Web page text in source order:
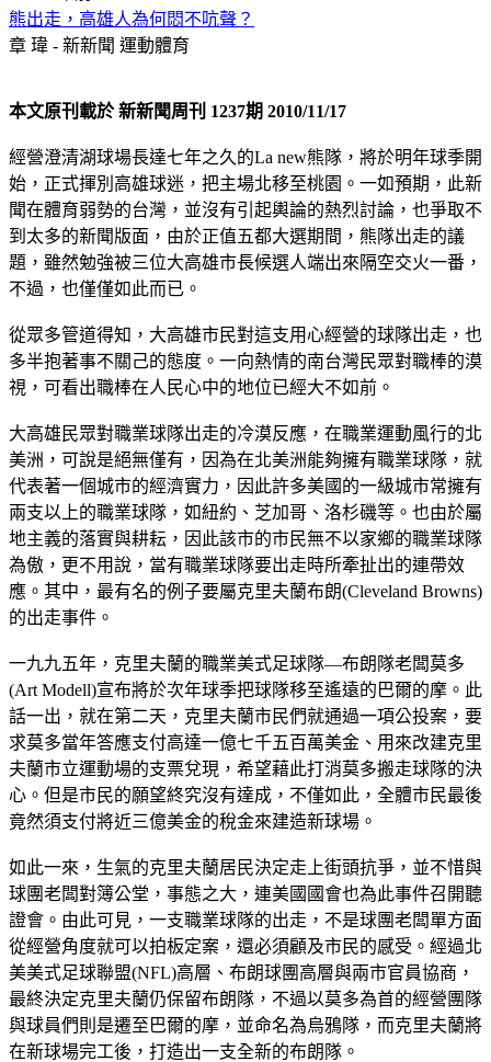
熊出走，高雄人為何悶不吭聲？
章 瑋 - 新新聞 運動體育
本文原刊載於 新新聞周刊 1237期 2010/11/17
經營澄清湖球場長達七年之久的La new熊隊，將於明年球季開
始，正式揮別高雄球迷，把主場北移至桃園。一如預期，此新
聞在體育弱勢的台灣，並沒有引起輿論的熱烈討論，也爭取不
到太多的新聞版面，由於正值五都大選期間，熊隊出走的議
題，雖然勉強被三位大高雄市長候選人端出來隔空交火一番，
不過，也僅僅如此而已。
從眾多管道得知，大高雄市民對這支用心經營的球隊出走，也
多半抱著事不關己的態度。一向熱情的南台灣民眾對職棒的漠
視，可看出職棒在人民心中的地位已經大不如前。
大高雄民眾對職業球隊出走的冷漠反應，在職業運動風行的北
美洲，可說是絕無僅有，因為在北美洲能夠擁有職業球隊，就
代表著一個城市的經濟實力，因此許多美國的一級城市常擁有
兩支以上的職業球隊，如紐約、芝加哥、洛杉磯等。也由於屬
地主義的落實與耕耘，因此該市的市民無不以家鄉的職業球隊
為傲，更不用說，當有職業球隊要出走時所牽扯出的連帶效
應。其中，最有名的例子要屬克里夫蘭布朗(Cleveland Browns)
的出走事件。
一九九五年，克里夫蘭的職業美式足球隊—布朗隊老闆莫多
(Art Modell)宣布將於次年球季把球隊移至遙遠的巴爾的摩。此
話一出，就在第二天，克里夫蘭市民們就通過一項公投案，要
求莫多當年答應支付高達一億七千五百萬美金、用來改建克里
夫蘭市立運動場的支票兌現，希望藉此打消莫多搬走球隊的決
心。但是市民的願望終究沒有達成，不僅如此，全體市民最後
竟然須支付將近三億美金的稅金來建造新球場。
如此一來，生氣的克里夫蘭居民決定走上街頭抗爭，並不惜與
球團老闆對簿公堂，事態之大，連美國國會也為此事件召開聽
證會。由此可見，一支職業球隊的出走，不是球團老闆單方面
從經營角度就可以拍板定案，還必須顧及市民的感受。經過北
美美式足球聯盟(NFL)高層、布朗球團高層與兩市官員協商，
最終決定克里夫蘭仍保留布朗隊，不過以莫多為首的經營團隊
與球員們則是遷至巴爾的摩，並命名為烏鴉隊，而克里夫蘭將
在新球場完工後，打造出一支全新的布朗隊。